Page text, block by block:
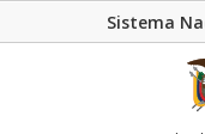
Sistema